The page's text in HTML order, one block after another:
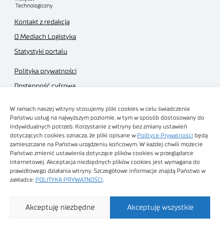
W ramach naszej witryny stosujemy pliki cookies w celu świadczenia
Państwu usług na najwyższym poziomie, w tym w sposób dostosowany do
indywidualnych potrzeb. Korzystanie z witryny bez zmiany ustawień
dotyczących cookies oznacza, że pliki opisane w Polityce Prywatności będą
zamieszczane na Państwa urządzeniu końcowym. W każdej chwili możecie
Państwo zmienić ustawienia dotyczące plików cookies w przeglądarce
internetowej. Akceptacja niezbędnych plików cookies jest wymagana do
prawidłowego działania witryny. Szczegółowe informacje znajdą Państwo w
zakładce: POLITYKA PRYWATNOŚCI
Akceptuję wszystkie
Akceptuję niezbędne
Kontakt z redakcją
O Mediach Logistyka
Statystyki portalu
Polityka prywatności
Dostępność cyfrowa
Regulamin sklepu
Obrazy stockowe
autorstwa
Technologiczny